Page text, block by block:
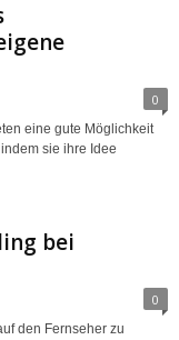
0
eine gute Möglichkeit
sie ihre Idee
bei
0
den Fernseher zu